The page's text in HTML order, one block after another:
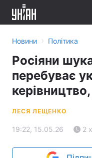
Новини › Політика
Росіяни
перебуває
ЛЕСЯ ЛЕЩЕНКО
19:22, 15.05.26 2